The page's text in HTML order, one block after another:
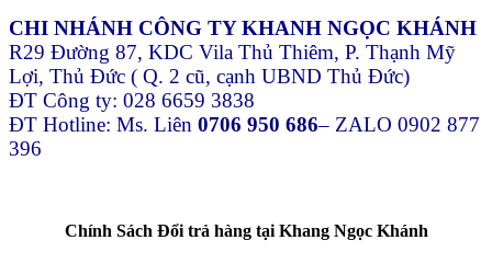
CHI NHÁNH CÔNG TY KHANH NGỌC KHÁNH
R29 Đường 87, KDC Vila Thủ Thiêm, P. Thạnh Mỹ
Lợi, Thủ Đức ( Q. 2 cũ, cạnh UBND Thủ Đức)
ĐT Công ty: 028 6659 3838
ĐT Hotline: Ms. Liên 0706 950 686– ZALO 0902 877
396
Chính Sách Đổi trả hàng tại Khang Ngọc Khánh